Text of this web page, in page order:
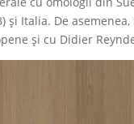
Italia. De
și cu Didier